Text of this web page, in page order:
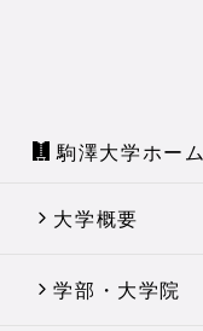
駒澤大学ホーム
大学概要
学部・大学院